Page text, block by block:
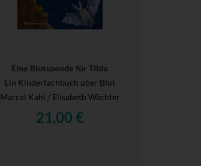
Eine Blutspende für Tilda
Ein Kinderfachbuch über Blut
Marcel Kahl / Elisabeth Wächter
21,00 €